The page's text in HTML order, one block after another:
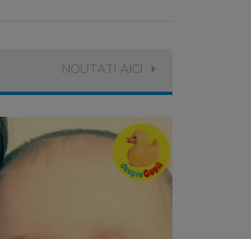
NOUTATI AICI